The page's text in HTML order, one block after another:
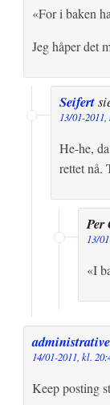
«For i baken
Jeg håper det
Seifert
13/01-
He-he,
rettet nå.
Per
13/
«I
14/01-2011, kl.
Keep posting